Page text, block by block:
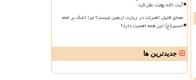
آیت الله بهجت نقل کرد
معنای قتیل العبرات در زیارت اربعین چیست؟ چرا اشک بر امام
حسین(ع) این همه اهمیت دارد؟
جدیدترین ها